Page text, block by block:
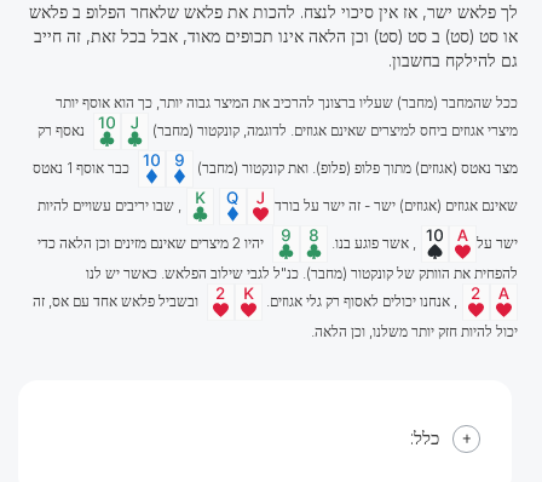
לך פלאש ישר, אז אין סיכוי לנצח. להכות את פלאש שלאחר הפלופ ב פלאש
או סט (סט) ב סט (סט) וכן הלאה אינו תכופים מאוד, אבל בכל זאת, זה חייב
גם להילקח בחשבון.
ככל שהמחבר (מחבר) שעליו ברצונך להרכיב את המיצר גבוה יותר, כך הוא אוסף יותר
מיצרי אגוזים ביחס למיצרים שאינם אגוזים. לדוגמה, קונקטור (מחבר)
נאסף רק
מצר נאטס (אגוזים) מתוך פלופ (פלופ). ואת קונקטור (מחבר) כבר אוסף 1 נאטס
שאינם אגוזים (אגוזים) ישר - זה ישר על בורד , שבו יריבים עשויים להיות
ישר על , אשר פוגע בנו.
יהיו 2 מיצרים שאינם מזינים וכן הלאה כדי
להפחית את הוותק של קונקטור (מחבר). כנ"ל לגבי שילוב הפלאש. כאשר יש לנו
, אנחנו יכולים לאסוף רק גלי אגוזים.
ובשביל פלאש אחד עם אס, זה
יכול להיות חזק יותר משלנו, וכן הלאה.
כלל: